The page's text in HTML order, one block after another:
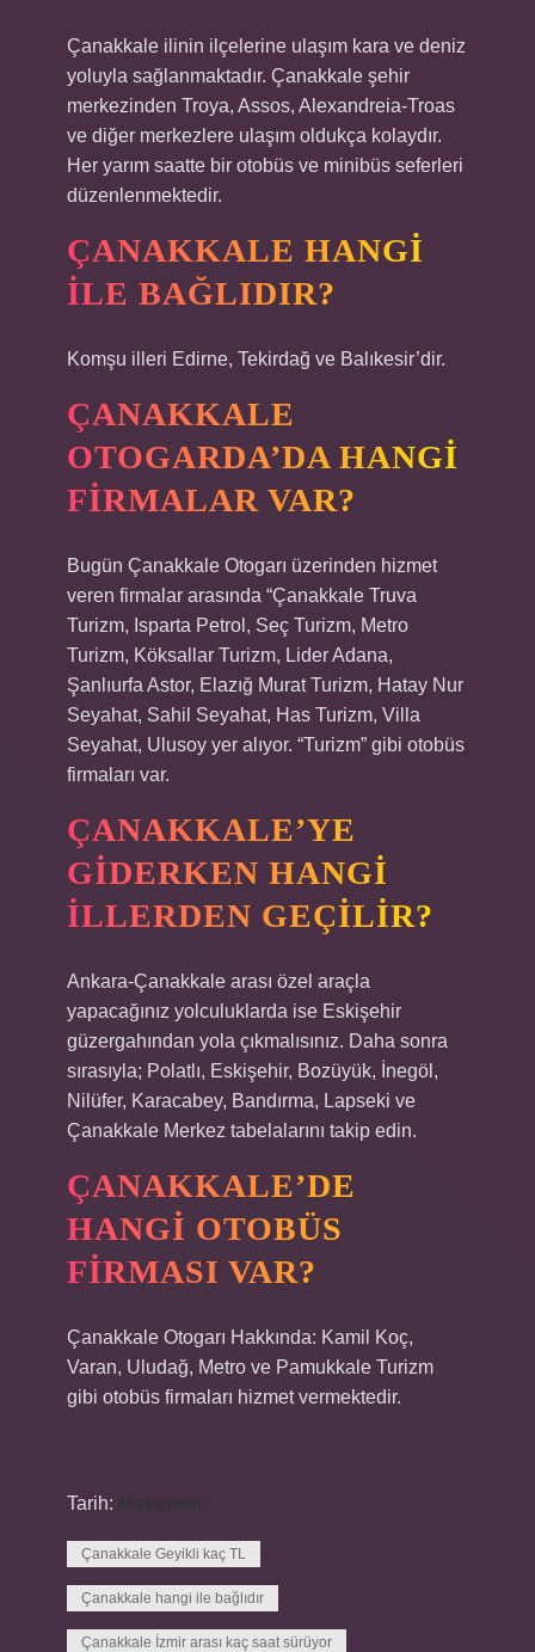
Çanakkale ilinin ilçelerine ulaşım kara ve deniz
yoluyla sağlanmaktadır. Çanakkale şehir
merkezinden Troya, Assos, Alexandreia-Troas
ve diğer merkezlere ulaşım oldukça kolaydır.
Her yarım saatte bir otobüs ve minibüs seferleri
düzenlenmektedir.
ÇANAKKALE HANGI
ILE BAĞLIDIR?
Komşu illeri Edirne, Tekirdağ ve Balıkesir’dir.
ÇANAKKALE
OTOGARDA’DA HANGI
FIRMALAR VAR?
Bugün Çanakkale Otogarı üzerinden hizmet
veren firmalar arasında “Çanakkale Truva
Turizm, Isparta Petrol, Seç Turizm, Metro
Turizm, Köksallar Turizm, Lider Adana,
Şanlıurfa Astor, Elazığ Murat Turizm, Hatay Nur
Seyahat, Sahil Seyahat, Has Turizm, Villa
Seyahat, Ulusoy yer alıyor. “Turizm” gibi otobüs
firmaları var.
ÇANAKKALE’YE
GIDERKEN HANGI
ILLERDEN GEÇILIR?
Ankara-Çanakkale arası özel araçla
yapacağınız yolculuklarda ise Eskişehir
güzergahından yola çıkmalısınız. Daha sonra
sırasıyla; Polatlı, Eskişehir, Bozüyük, İnegöl,
Nilüfer, Karacabey, Bandırma, Lapseki ve
Çanakkale Merkez tabelalarını takip edin.
ÇANAKKALE’DE
HANGI OTOBÜS
FIRMASI VAR?
Çanakkale Otogarı Hakkında: Kamil Koç,
Varan, Uludağ, Metro ve Pamukkale Turizm
gibi otobüs firmaları hizmet vermektedir.
Tarih:
Çanakkale Geyikli kaç TL
Çanakkale hangi ile bağlıdır
Çanakkale İzmir arası kaç saat sürüyor